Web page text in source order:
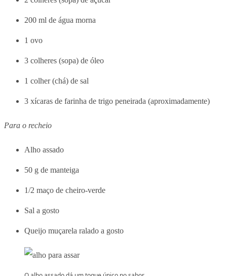
200 ml de água morna
1 ovo
3 colheres (sopa) de óleo
1 colher (chá) de sal
3 xícaras de farinha de trigo peneirada (aproximadamente)
Para o recheio
Alho assado
50 g de manteiga
1/2 maço de cheiro-verde
Sal a gosto
Queijo muçarela ralado a gosto